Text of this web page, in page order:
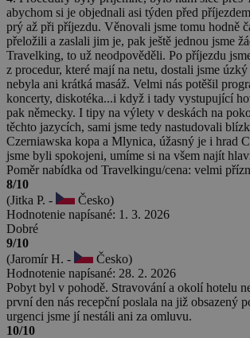
abychom si je objednali asi týden před
prý až při příjezdu. Věnovali jsme tomu hodně
přeložili a zaslali jim je, pak ještě jednou jsme
Travelking, to už neodpověděli. Po příjezdu
z procedur, které mají na netu, dostali jsme úzký
nebyla ani krátká masáž. Velmi nás potěšil
koncerty, diskotéka...i když i tady vystupující
pak německy. I tipy na výlety v deskách na
těchto jazycích, sami jsme tedy nastudovali
Czerniawska kopa a Mlynica, úžasný je i hrad
jsme byli spokojeni, umíme si na všem najít
Poměr nabídka od Travelkingu/cena: velmi
8/10
(Jitka P. -
Česko)
Hodnotenie napísané: 1. 3. 2026
Dobré
9/10
(Jaromír H. -
Česko)
Hodnotenie napísané: 28. 2. 2026
Pobyt byl v pohodě. Stravování a okolí hotelu
první den nás recepční poslala na již obsazený
urgenci jsme jí nestáli ani za omluvu.
10/10